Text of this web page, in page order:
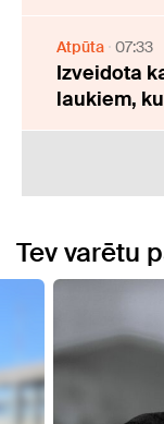
Atpūta 07:33
Izveidota
laukiem,
Tev varētu